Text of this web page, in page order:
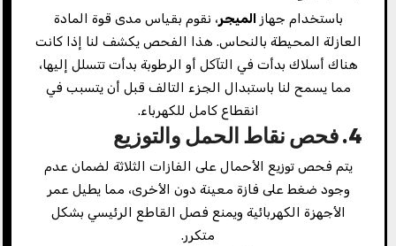
باستخدام جهاز الميجر، نقوم بقياس مدى قوة المادة
العازلة المحيطة بالنحاس. هذا الفحص يكشف لنا إذا كانت
هناك أسلاك بدأت في التآكل أو الرطوبة بدأت تتسلل إليها،
مما يسمح لنا باستبدال الجزء التالف قبل أن يتسبب في
انقطاع كامل للكهرباء.
4. فحص نقاط الحمل والتوزيع
يتم فحص توزيع الأحمال على الفازات الثلاثة لضمان عدم
وجود ضغط على فازة معينة دون الأخرى، مما يطيل عمر
الأجهزة الكهربائية ويمنع فصل القاطع الرئيسي بشكل
متكرر.